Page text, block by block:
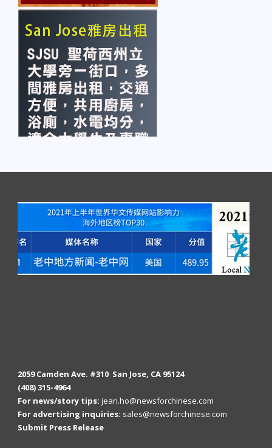
2059 Camden Ave. #310 San Jose, CA 95124
(408) 315-4964
For news/story tips: jean.ho@newsforchinese.com
For advertising inquiries: sales@newsforchinese.com
Submit Press Release